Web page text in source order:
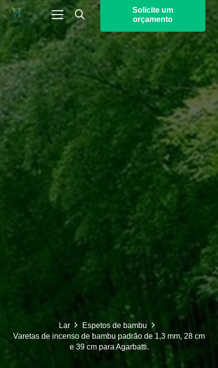
Solicite um
orçamento
Lar
Espetos de bambu
Varetas de incenso de bambu padrão de 1,3 mm, 28 cm
e 39 cm para Agarbatti.